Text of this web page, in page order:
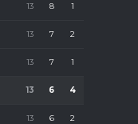
13 8 1
13 7 2
13 7 1
13 6 4
13 6 2